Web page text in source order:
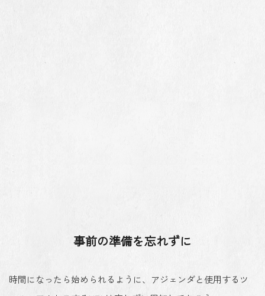
事前の準備を忘れずに
時間になったら始められるように、アジェンダと使用するツ